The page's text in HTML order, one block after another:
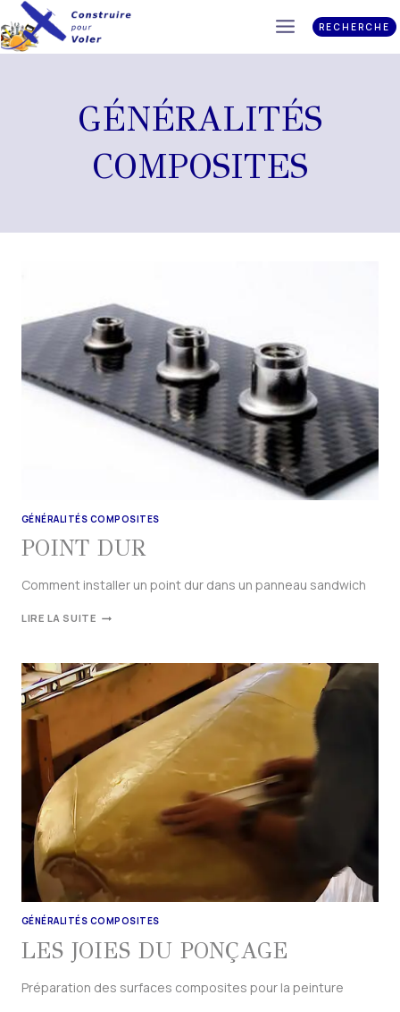
RECHERCHE
GÉNÉRALITÉS
COMPOSITES
GÉNÉRALITÉS COMPOSITES
POINT DUR
Comment installer un point dur dans un panneau sandwich
LIRE LA SUITE
GÉNÉRALITÉS COMPOSITES
LES JOIES DU PONÇAGE
Préparation des surfaces composites pour la peinture